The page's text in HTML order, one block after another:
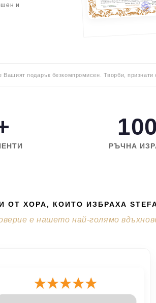
и
подарък безкомпромисен. Творби, признати
РЪЧНА
ХОРА, КОИТО ИЗБРАХА
е нашето най-голямо